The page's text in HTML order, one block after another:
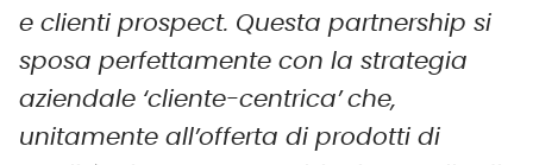
e clienti prospect. Questa partnership si
sposa perfettamente con la strategia
aziendale ‘cliente-centrica’ che,
unitamente all’offerta di prodotti di